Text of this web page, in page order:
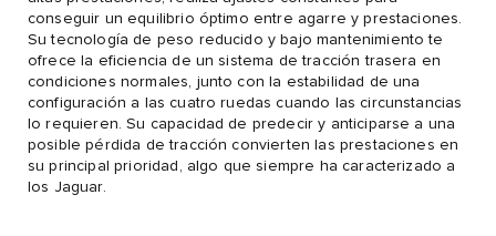
conseguir un equilibrio óptimo entre agarre y prestaciones.
Su tecnología de peso reducido y bajo mantenimiento te
ofrece la eficiencia de un sistema de tracción trasera en
condiciones normales, junto con la estabilidad de una
configuración a las cuatro ruedas cuando las circunstancias
lo requieren. Su capacidad de predecir y anticiparse a una
posible pérdida de tracción convierten las prestaciones en
su principal prioridad, algo que siempre ha caracterizado a
los Jaguar.